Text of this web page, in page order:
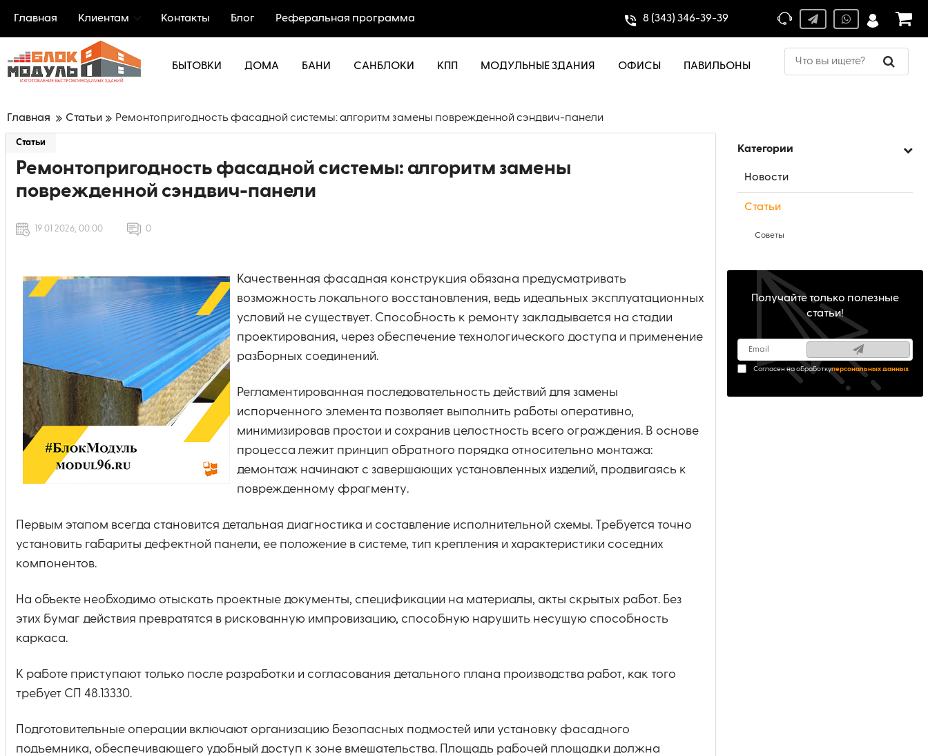
Главная Клиентам Контакты Блог Реферальная программа 8 (343) 346-39-39
БЫТОВКИ ДОМА БАНИ САНБЛОКИ КПП МОДУЛЬНЫЕ ЗДАНИЯ ОФИСЫ ПАВИЛЬОНЫ
Главная Статьи Ремонтопригодность фасадной системы: алгоритм замены поврежденной сэндвич-панели
Категории
Новости
Статьи
Советы
Получайте только полезные
статьи!
Согласен на обработкуперсональных данных
Статьи
Ремонтопригодность фасадной системы: алгоритм замены
поврежденной сэндвич-панели
19 01 2026, 00:00 0
Качественная фасадная конструкция обязана предусматривать
возможность локального восстановления, ведь идеальных эксплуатационных
условий не существует. Способность к ремонту закладывается на стадии
проектирования, через обеспечение технологического доступа и применение
разборных соединений.
Регламентированная последовательность действий для замены
испорченного элемента позволяет выполнить работы оперативно,
минимизировав простои и сохранив целостность всего ограждения. В основе
процесса лежит принцип обратного порядка относительно монтажа:
демонтаж начинают с завершающих установленных изделий, продвигаясь к
поврежденному фрагменту.
Первым этапом всегда становится детальная диагностика и составление исполнительной схемы. Требуется точно
установить габариты дефектной панели, ее положение в системе, тип крепления и характеристики соседних
компонентов.
На объекте необходимо отыскать проектные документы, спецификации на материалы, акты скрытых работ. Без
этих бумаг действия превратятся в рискованную импровизацию, способную нарушить несущую способность
каркаса.
К работе приступают только после разработки и согласования детального плана производства работ, как того
требует СП 48.13330.
Подготовительные операции включают организацию безопасных подмостей или установку фасадного
подъемника, обеспечивающего удобный доступ к зоне вмешательства. Площадь рабочей площадки должна